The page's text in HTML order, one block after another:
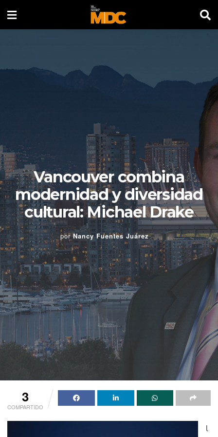
Vancouver combina
modernidad y diversidad
cultural: Michael Drake
por Nancy Fuentes Juárez
3
COMPARTIDO
l